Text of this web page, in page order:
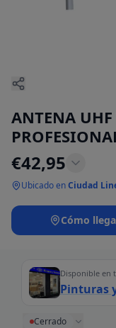
ANTENA
€42,95
Ubicado enCiudad
Cómo
Disponible en
Pinturas
Cerrado